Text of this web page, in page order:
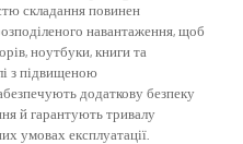
складання повинен
навантаження, щоб
ноутбуки, книги та
з підвищеною
додаткову безпеку
й гарантують тривалу
умовах експлуатації.